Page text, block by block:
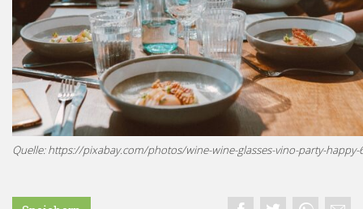
Quelle: https://pixabay.com/photos/wine-wine-glasses-vino-party-